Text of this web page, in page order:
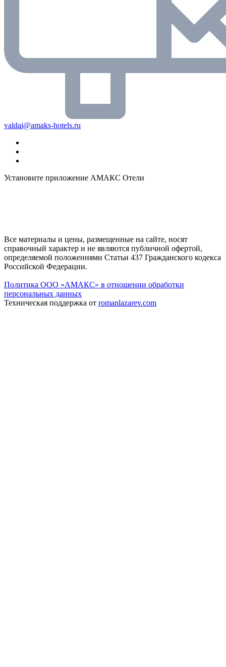
valdai@amaks-hotels.ru
Установите приложение АМАКС Отели
Все материалы и цены, размещенные на сайте, носят
справочный характер и не являются публичной офертой,
определяемой положениями Статьи 437 Гражданского кодекса
Российской Федерации.
Политика ООО «АМАКС» в отношении обработки
персональных данных
Техническая поддержка от romanlazarev.com